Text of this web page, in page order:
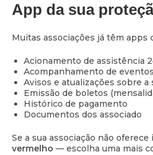
App da sua
Muitas associações já têm apps
Acionamento de assistência
Acompanhamento de eventos
Avisos e atualizações sobre a
Emissão de boletos
Histórico de pagamento
Documentos dos associado
Se a sua associação não oferece
vermelho — escolha uma mais